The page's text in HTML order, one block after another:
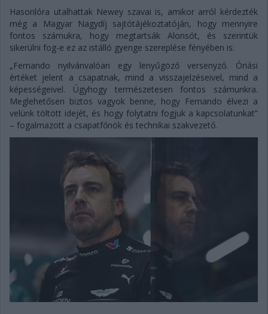
Hasonlóra utalhattak Newey szavai is, amikor arról kérdezték
még a Magyar Nagydíj sajtótájékoztatóján, hogy mennyire
fontos számukra, hogy megtartsák Alonsót, és szerintük
sikerülni fog-e ez az istálló gyenge szereplése fényében is:
„Fernando nyilvánvalóan egy lenyűgöző versenyző. Óriási
értéket jelent a csapatnak, mind a visszajelzéseivel, mind a
képességeivel. Úgyhogy természetesen fontos számunkra.
Meglehetősen biztos vagyok benne, hogy Fernando élvezi a
velünk töltött idejét, és hogy folytatni fogjuk a kapcsolatunkat”
– fogalmazott a csapatfőnök és technikai szakvezető.